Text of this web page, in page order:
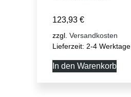
123,93 €
zzgl. Versandkosten
Lieferzeit: 2-4 Werktage
In den Warenkorb